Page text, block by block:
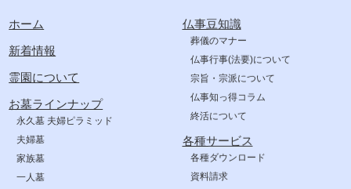
ホーム
新着情報
霊園について
お墓ラインナップ
永久墓 夫婦ピラミッド
夫婦墓
家族墓
一人墓
仏事豆知識
葬儀のマナー
仏事行事(法要)について
宗旨・宗派について
仏事知っ得コラム
終活について
各種サービス
各種ダウンロード
資料請求